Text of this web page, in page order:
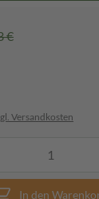
€
Versandkosten
In den